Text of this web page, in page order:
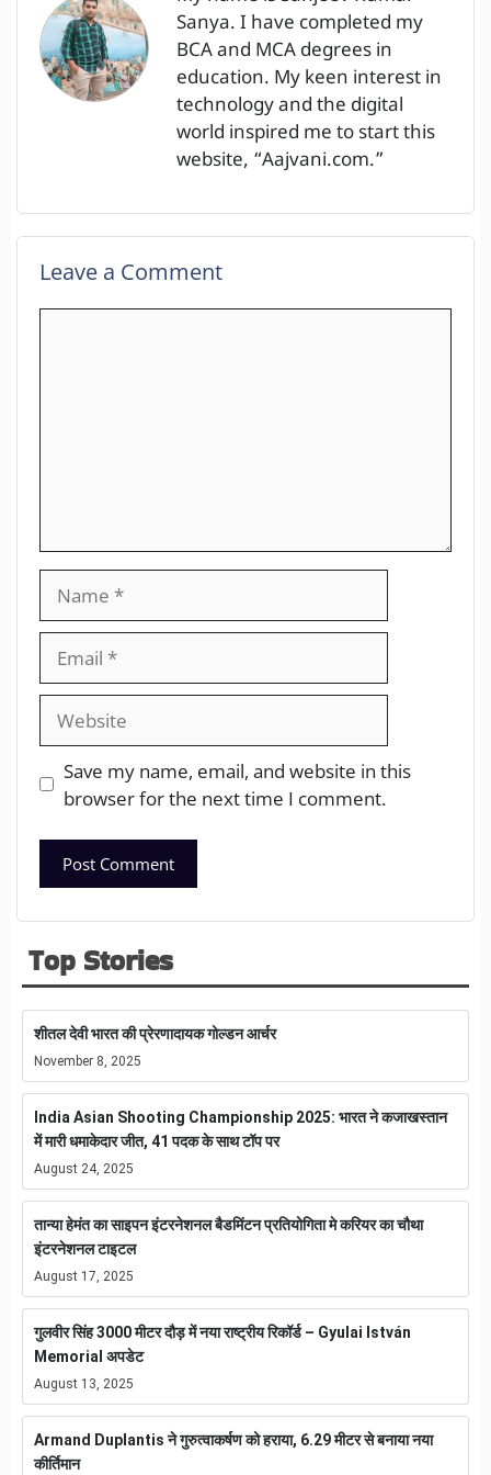
Sanya. I have completed my
BCA and MCA degrees in
education. My keen interest in
technology and the digital
world inspired me to start this
website, “Aajvani.com.”
Leave a Comment
Save my name, email, and website in this
browser for the next time I comment.
Top Stories
शीतल देवी भारत की प्रेरणादायक गोल्डन आर्चर
November 8, 2025
India Asian Shooting Championship 2025: भारत ने कजाखस्तान
में मारी धमाकेदार जीत, 41 पदक के साथ टॉप पर
August 24, 2025
तान्या हेमंत का साइपन इंटरनेशनल बैडमिंटन प्रतियोगिता मे करियर का चौथा
इंटरनेशनल टाइटल
August 17, 2025
गुलवीर सिंह 3000 मीटर दौड़ में नया राष्ट्रीय रिकॉर्ड – Gyulai István
Memorial अपडेट
August 13, 2025
Armand Duplantis ने गुरुत्वाकर्षण को हराया, 6.29 मीटर से बनाया नया
कीर्तिमान